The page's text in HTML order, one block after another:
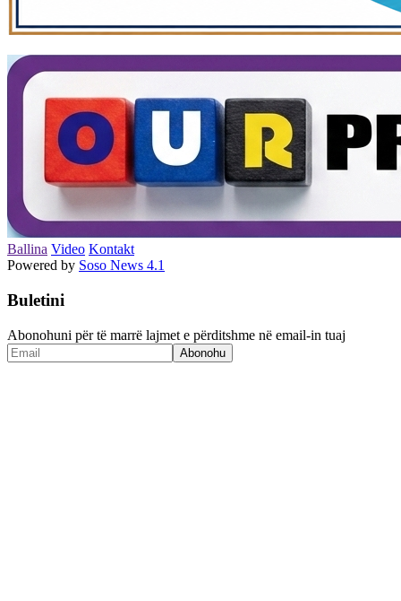
Ballina Video Kontakt
Powered by Soso News 4.1
Buletini
Abonohuni për të marrë lajmet e përditshme në email-in tuaj
Abonohu